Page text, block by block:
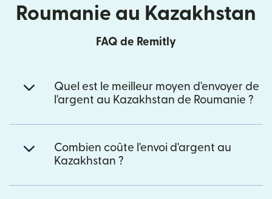
Roumanie au Kazakhstan
FAQ de Remitly
Quel est le meilleur moyen d'envoyer de
l'argent au Kazakhstan de Roumanie ?
Combien coûte l'envoi d'argent au
Kazakhstan ?